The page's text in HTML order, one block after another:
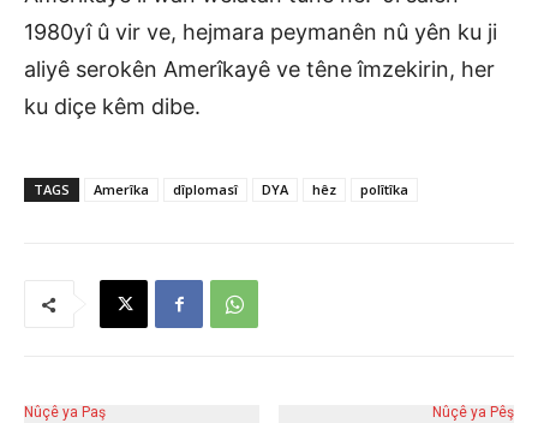
1980yî û vir ve, hejmara peymanên nû yên ku ji
aliyê serokên Amerîkayê ve têne îmzekirin, her
ku diçe kêm dibe.
TAGS Amerîka dîplomasî DYA hêz polîtîka
Nûçê ya Paş Nûçê ya Pêş